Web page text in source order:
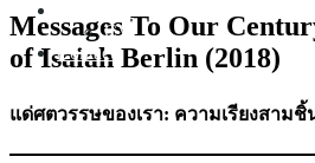
CV
Contact
Messages To Our
of Isaiah Berlin (2018)
แด่ศตวรรษของเรา: ความเรียงสามชิ้